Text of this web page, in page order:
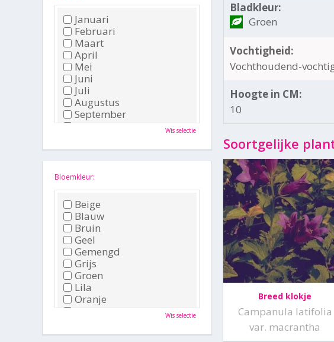
Bladkleur:
Groen
Vochtigheid:
Vochthoudend-
Hoogte in CM:
10
Soortgelijke
Breed klokje
Campanula latifolia
var. macrantha
Januari
Februari
Maart
April
Mei
Juni
Juli
Augustus
September
Oktober
December
Wis selectie
Bloemkleur:
Beige
Blauw
Bruin
Geel
Gemengd
Grijs
Groen
Lila
Oranje
Paars
Roze
Wis selectie